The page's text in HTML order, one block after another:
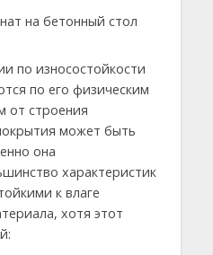
по износостойкости
по его физическим
от строения
может быть
она
характеристик
к влаге
хотя этот